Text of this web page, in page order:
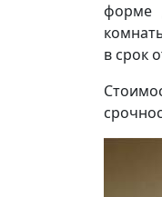
форме
в срок